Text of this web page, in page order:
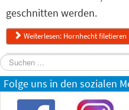
geschnitten werden.
Weiterlesen: Hornhecht
Suchen
...
Folge uns in den sozialen